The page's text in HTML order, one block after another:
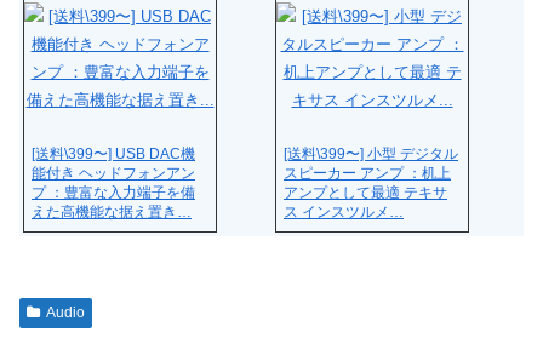
[送料\399〜] USB DAC機
能付き ヘッドフォンアン
プ ：豊富な入力端子を備
えた高機能な据え置き…
[送料\399〜] 小型 デジタル
スピーカー アンプ ：机上
アンプとして最適 テキサ
ス インスツルメ…
Audio